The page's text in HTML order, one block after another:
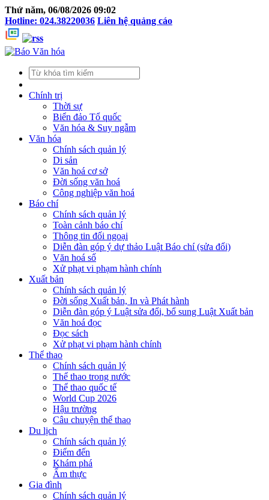
Thứ năm, 06/08/2026 09:02
Hotline: 024.38220036 Liên hệ quảng cáo
Chính trị
Thời sự
Biển đảo Tổ quốc
Văn hóa & Suy ngẫm
Văn hóa
Chính sách quản lý
Di sản
Văn hoá cơ sở
Đời sống văn hoá
Công nghiệp văn hoá
Báo chí
Chính sách quản lý
Toàn cảnh báo chí
Thông tin đối ngoại
Diễn đàn góp ý dự thảo Luật Báo chí (sửa đổi)
Văn hoá số
Xử phạt vi phạm hành chính
Xuất bản
Chính sách quản lý
Đời sống Xuất bản, In và Phát hành
Diễn đàn góp ý Luật sửa đổi, bổ sung Luật Xuất bản
Văn hoá đọc
Đọc sách
Xử phạt vi phạm hành chính
Thể thao
Chính sách quản lý
Thể thao trong nước
Thể thao quốc tế
World Cup 2026
Hậu trường
Câu chuyện thể thao
Du lịch
Chính sách quản lý
Điểm đến
Khám phá
Ẩm thực
Gia đình
Chính sách quản lý